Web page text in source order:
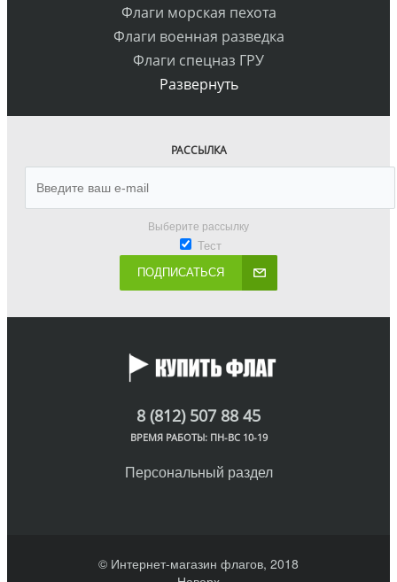
Флаги морская пехота
Флаги военная разведка
Флаги спецназ ГРУ
Развернуть
РАССЫЛКА
Выберите рассылку
Тест
ПОДПИСАТЬСЯ
8 (812) 507 88 45
ВРЕМЯ РАБОТЫ: ПН-ВС 10-19
Персональный раздел
© Интернет-магазин флагов, 2018